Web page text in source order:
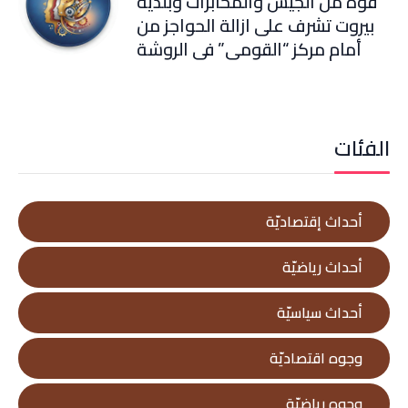
بيروت تشرف على ازالة الحواجز من
أمام مركز “القومي” في الروشة
الفئات
أحداث إقتصاديّة
أحداث رياضيّة
أحداث سياسيّة
وجوه اقتصاديّة